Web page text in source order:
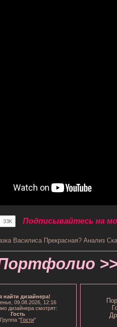
Подписывайтесь на
Василиса Прекрасная? Анализ
найти дизайнера!
09.08.2026, 12:16
дизайнера смотрят:
Гость
Группа "Гости"